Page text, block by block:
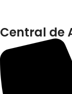
Central de